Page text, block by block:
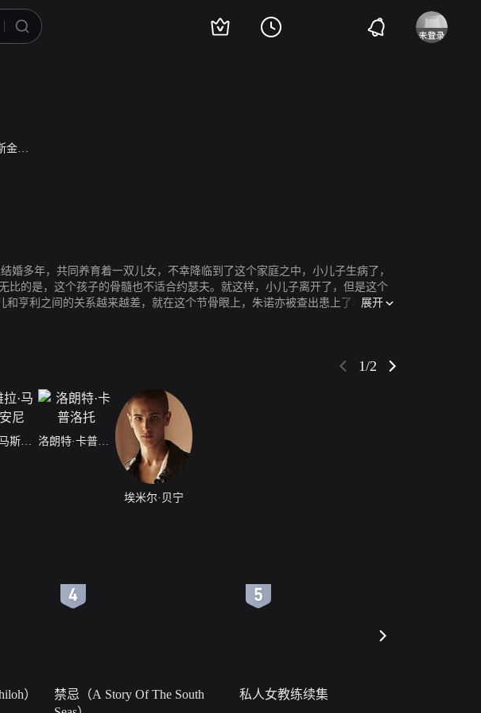
尼
婚多年，共同养育着一双儿女，不幸降临到了这个家庭之中，小儿子生病了，
的是，这个孩子的骨髓也不适合约瑟夫。就这样，小儿子离开了，但是这个
亨利之间的关系越来越差，就在这个节骨眼上，朱诺亦被查出患上了和小儿
展开
1/2
齐雅拉·马斯楚安尼 洛朗特·卡普洛托
埃米尔·贝宁
）
禁忌（A Story Of The South
私人女教练续集